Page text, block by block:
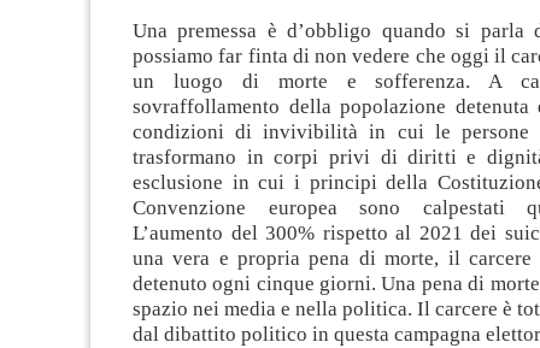
Una premessa è d’obbligo quando si parla
possiamo far finta di non vedere che oggi il
un luogo di morte e sofferenza. A
sovraffollamento della popolazione detenuta
condizioni di invivibilità in cui le persone
trasformano in corpi privi di diritti e
esclusione in cui i principi della
Convenzione europea sono calpestati
L’aumento del 300% rispetto al 2021 dei
una vera e propria pena di morte, il
detenuto ogni cinque giorni. Una pena di
spazio nei media e nella politica. Il carcere è
dal dibattito politico in questa campagna